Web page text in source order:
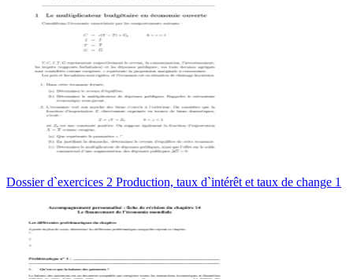
Dossier d`exercices 2 Production, taux d`intérêt et taux de change 1